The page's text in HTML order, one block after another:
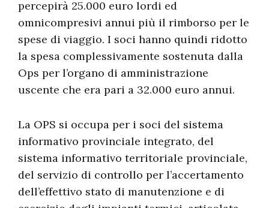
percepirà 25.000 euro lordi ed
omnicompresivi annui più il rimborso per le
spese di viaggio. I soci hanno quindi ridotto
la spesa complessivamente sostenuta dalla
Ops per l’organo di amministrazione
uscente che era pari a 32.000 euro annui.
La OPS si occupa per i soci del sistema
informativo provinciale integrato, del
sistema informativo territoriale provinciale,
del servizio di controllo per l’accertamento
dell’effettivo stato di manutenzione e di